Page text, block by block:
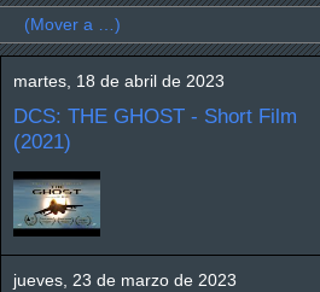
martes, 18 de abril de 2023
DCS: THE GHOST - Short Film
(2021)
jueves, 23 de marzo de 2023